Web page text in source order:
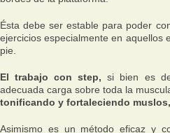
Ésta debe ser estable para poder
ejercicios especialmente en aquellos
pie.
El trabajo con step, si bien es
adecuada carga sobre toda la
tonificando y fortaleciendo
Asimismo es un método eficaz y